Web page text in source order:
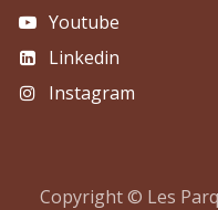
Youtube
Linkedin
Instagram
Copyright © Les